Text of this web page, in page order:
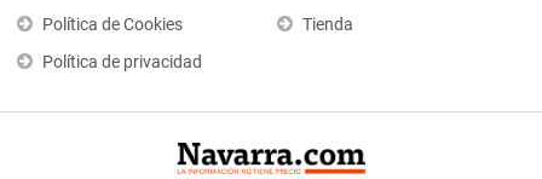
Política de Cookies
Política de privacidad
Tienda